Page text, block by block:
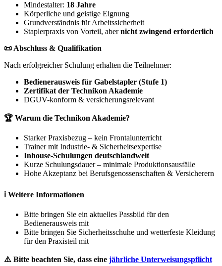
Mindestalter: 18 Jahre
Körperliche und geistige Eignung
Grundverständnis für Arbeitssicherheit
Staplerpraxis von Vorteil, abernicht zwingend erforderlich
📜 Abschluss & Qualifikation
Nach erfolgreicher Schulung erhalten die Teilnehmer:
Bedienerausweis für Gabelstapler (Stufe 1)
Zertifikat der Technikon Akademie
DGUV-konform & versicherungsrelevant
🏆 Warum die Technikon Akademie?
Starker Praxisbezug – kein Frontalunterricht
Trainer mit Industrie- & Sicherheitsexpertise
Inhouse-Schulungen deutschlandweit
Kurze Schulungsdauer – minimale Produktionsausfälle
Hohe Akzeptanz bei Berufsgenossenschaften & Versicherern
ℹ️ Weitere Informationen
Bitte bringen Sie ein aktuelles Passbild für den
Bedienerausweis mit
Bitte bringen Sie Sicherheitsschuhe und wetterfeste Kleidung
für den Praxisteil mit
⚠️ Bitte beachten Sie, dass eine jährliche Unterweisungspflicht